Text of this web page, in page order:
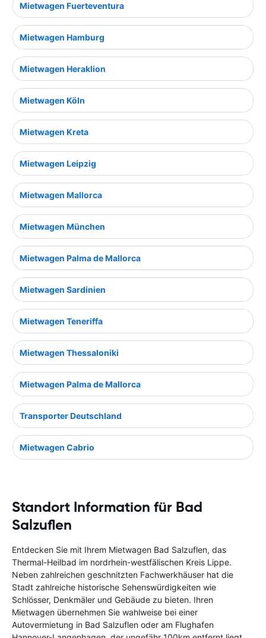
Mietwagen Fuerteventura
Mietwagen Hamburg
Mietwagen Heraklion
Mietwagen Köln
Mietwagen Kreta
Mietwagen Leipzig
Mietwagen Mallorca
Mietwagen München
Mietwagen Palma de Mallorca
Mietwagen Sardinien
Mietwagen Teneriffa
Mietwagen Thessaloniki
Mietwagen Palma de Mallorca
Transporter Deutschland
Mietwagen Cabrio
Standort Information für Bad
Salzuflen
Entdecken Sie mit Ihrem Mietwagen Bad Salzuflen, das
Thermal-Heilbad im nordrhein-westfälischen Kreis Lippe.
Neben zahlreichen geschnitzten Fachwerkhäuser hat die
Stadt zahlreiche historische Sehenswürdigkeiten wie
Schlösser, Denkmäler und Gebäude zu bieten. Ihren
Mietwagen übernehmen Sie wahlweise bei einer
Autovermietung in Bad Salzuflen oder am Flughafen